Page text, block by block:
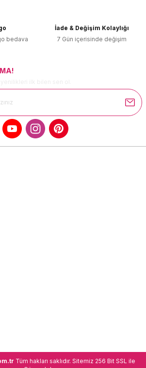
daha pahalı.
alternatifler olmalı.
bedava
İade & Değişim Kolaylığı
7 Gün içerisinde değişim
Tüm hakları saklıdır. Sitemiz 256 Bit SSL ile